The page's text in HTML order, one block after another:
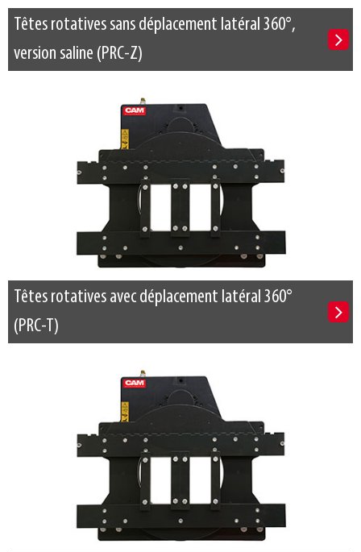
Têtes rotatives sans déplacement latéral 360°,
version saline (PRC-Z)
Têtes rotatives avec déplacement latéral 360°
(PRC-T)